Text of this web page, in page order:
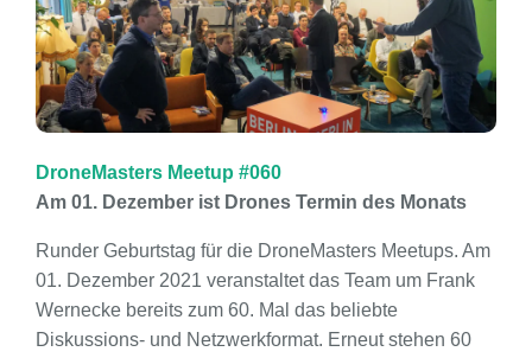
DroneMasters Meetup #060
Am 01. Dezember ist Drones Termin des Monats
Runder Geburtstag für die DroneMasters Meetups. Am
01. Dezember 2021 veranstaltet das Team um Frank
Wernecke bereits zum 60. Mal das beliebte
Diskussions- und Netzwerkformat. Erneut stehen 60